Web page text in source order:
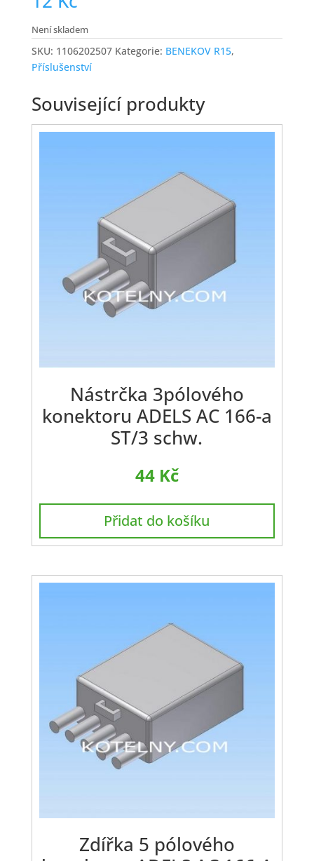
Není skladem
SKU: 1106202507 Kategorie: BENEKOV R15,
Příslušenství
Související produkty
Nástrčka 3pólového
konektoru ADELS AC 166-a
ST/3 schw.
44 Kč
Přidat do košíku
Zdířka 5 pólového